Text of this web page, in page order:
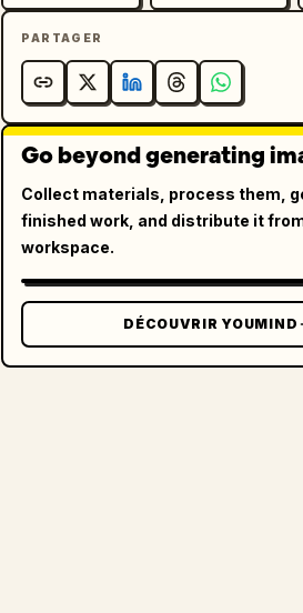
PARTAGER
Go beyond generating
Collect materials, process them,
finished work, and distribute it
workspace.
DÉCOUVRIR YOUMIND